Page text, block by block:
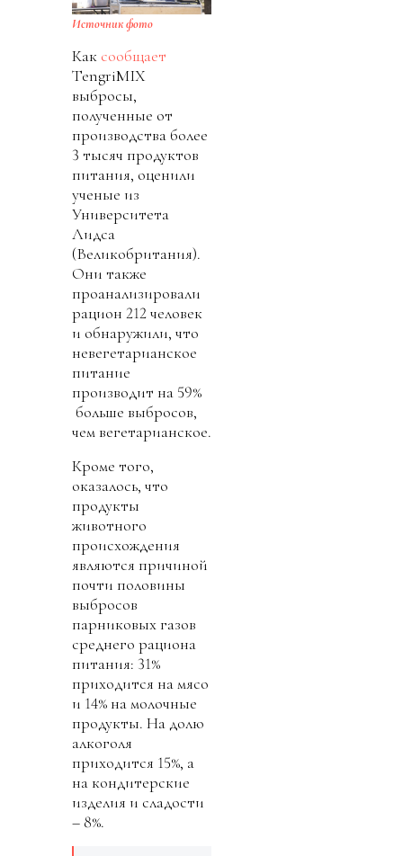
Источник фото
Как сообщает
TengriMIX
выбросы,
полученные от
производства более
3 тысяч продуктов
питания, оценили
ученые из
Университета
Лидса
(Великобритания).
Они также
проанализировали
рацион 212 человек
и обнаружили, что
невегетарианское
питание
производит на 59%
больше выбросов,
чем вегетарианское.
Кроме того,
оказалось, что
продукты
животного
происхождения
являются причиной
почти половины
выбросов
парниковых газов
среднего рациона
питания: 31%
приходится на мясо
и 14% на молочные
продукты. На долю
алкоголя
приходится 15%, а
на кондитерские
изделия и сладости
– 8%.